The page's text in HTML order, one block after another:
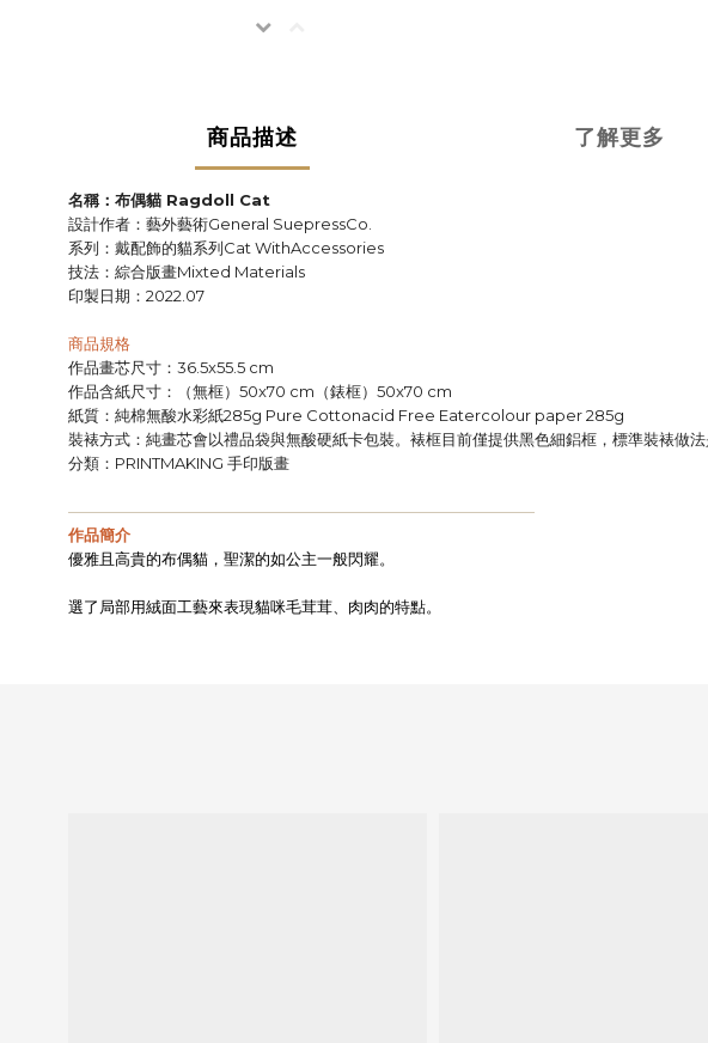
商品描述 了解更多
名稱：布偶貓 Ragdoll Cat
設計作者：藝外藝術General SuepressCo.
系列：戴配飾的貓系列Cat WithAccessories
技法：綜合版畫Mixted Materials
印製日期： 2022.07
商品規格
作品畫芯尺寸： 36.5x55.5 cm
作品含紙尺寸：（無框） 50x70 cm （錶框） 50x70 cm
紙質：純棉無酸水彩紙285g Pure Cottonacid Free Eatercolour paper 285g
裝裱方式：純畫芯會以禮品袋與無酸硬紙卡包裝。裱框目前僅提供黑色細鋁框，標準裝裱做
分類： PRINTMAKING 手印版畫
——————————————————————————————
作品簡介
優雅且高貴的布偶貓，聖潔的如公主一般閃耀。
選了局部用絨面工藝來表現貓咪毛茸茸、肉肉的特點。